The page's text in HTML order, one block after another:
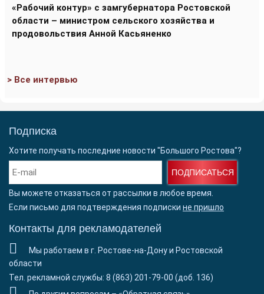
«Рабочий контур» с замгубернатора Ростовской
области – министром сельского хозяйства и
продовольствия Анной Касьяненко
> Все интервью
Подписка
Хотите получать последние новости "Большого Ростова"?
ПОДПИСАТЬСЯ
Вы можете отказаться от рассылки в любое время.
Если письмо для подтверждения подписки не пришло
Контакты для рекламодателей
Мы работаем в г. Ростове-на-Дону и Ростовской
области
Тел. рекламной службы: 8 (863) 201-79-00 (доб. 136)